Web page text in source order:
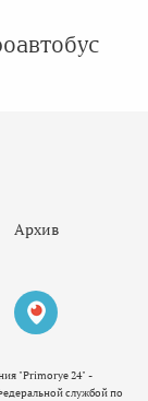
Архив
"Primorye 24" -
службой по